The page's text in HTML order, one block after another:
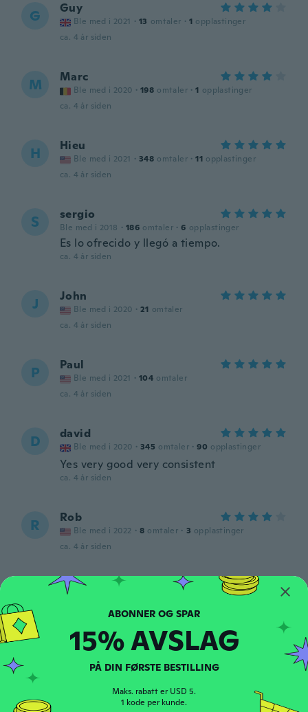
G Guy
Ble med i 2021 · 13 omtaler · 1 opplastinger
ca. 4 år siden
M Marc
Ble med i 2020 · 198 omtaler · 1 opplastinger
ca. 4 år siden
H Hieu
Ble med i 2021 · 348 omtaler · 11 opplastinger
ca. 4 år siden
S sergio
Ble med i 2018 · 186 omtaler · 6 opplastinger
Es lo ofrecido y llegó a tiempo.
ca. 4 år siden
J John
Ble med i 2020 · 21 omtaler
ca. 4 år siden
P Paul
Ble med i 2021 · 104 omtaler
ca. 4 år siden
D david
Ble med i 2020 · 345 omtaler · 90 opplastinger
Yes very good very consistent
ca. 4 år siden
R Rob
Ble med i 2022 · 8 omtaler · 3 opplastinger
ca. 4 år siden
René
opplastinger
Ser ok ud.
ca. 4 år siden
J Junior
15% AVSLAG
PÅ DIN FØRSTE BESTILLING
Maks. rabatt er USD 5.
1 kode per kunde.